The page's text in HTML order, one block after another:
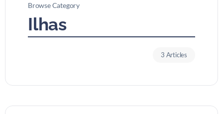
Browse Category
Ilhas
3 Articles